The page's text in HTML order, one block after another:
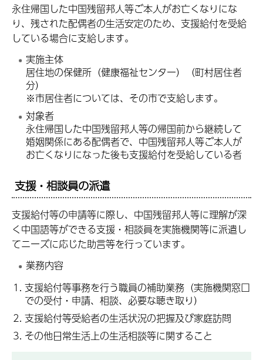
永住帰国した中国残留邦人等ご本人がお亡くなりにな
り、残された配偶者の生活安定のため、支援給付を受給
している場合に支給します。
実施主体
居住地の保健所（健康福祉センター）（町村居住者
分）
※市居住者については、その市で支給します。
対象者
永住帰国した中国残留邦人等の帰国前から継続して
婚姻関係にある配偶者で、中国残留邦人等ご本人が
お亡くなりになった後も支援給付を受給している者
支援・相談員の派遣
支援給付等の申請等に際し、中国残留邦人等に理解が深
く中国語等ができる支援・相談員を実施機関等に派遣し
てニーズに応じた助言等を行っています。
業務内容
支援給付等事務を行う職員の補助業務（実施機関窓口
での受付・申請、相談、必要な聴き取り）
支援給付等受給者の生活状況の把握及び家庭訪問
その他日常生活上の生活相談等に関すること